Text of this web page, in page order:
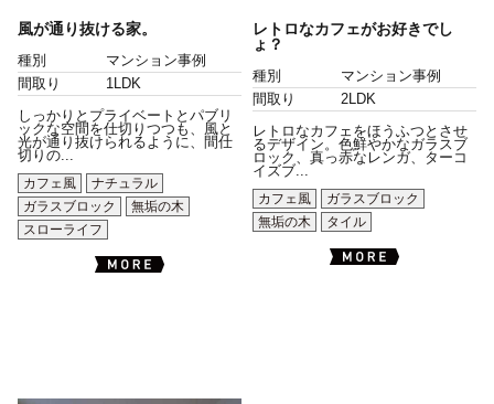
風が通り抜ける家。
種別
マンション事例
間取り
1LDK
しっかりとプライベートとパブリ
ックな空間を仕切りつつも、風と
光が通り抜けられるように、間仕
切りの...
カフェ風
ナチュラル
ガラスブロック
無垢の木
スローライフ
レトロなカフェがお好きでし
ょ？
種別
マンション事例
間取り
2LDK
レトロなカフェをほうふつとさせ
るデザイン。色鮮やかなガラスブ
ロック、真っ赤なレンガ、ターコ
イズブ...
カフェ風
ガラスブロック
無垢の木
タイル